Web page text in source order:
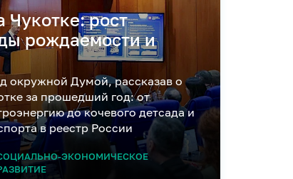
Чукотке: рост
рождаемости и
окружной Думой, рассказав о
за прошедший год: от
до кочевого детсада и
в реестр России
ЭКОНОМИЧЕСКОЕ